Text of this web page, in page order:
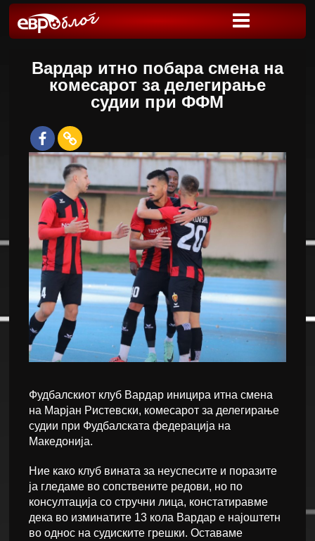
Вардар итно побара смена на
комесарот за делегирање
судии при ФФМ
Фудбалскиот клуб Вардар иницира итна смена
на Марјан Ристевски, комесарот за делегирање
судии при Фудбалската федерација на
Македонија.
Ние како клуб вината за неуспесите и поразите
ја гледаме во сопствените редови, но по
консултација со стручни лица, констатиравме
дека во изминатите 13 кола Вардар е најоштетн
во однос на судиските грешки. Оставаме